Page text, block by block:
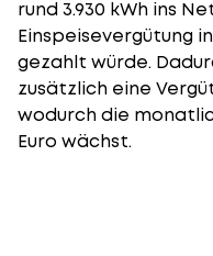
rund 3.930 kWh ins
Einspeisevergütung
gezahlt würde.
zusätzlich eine
wodurch die
Euro wächst.